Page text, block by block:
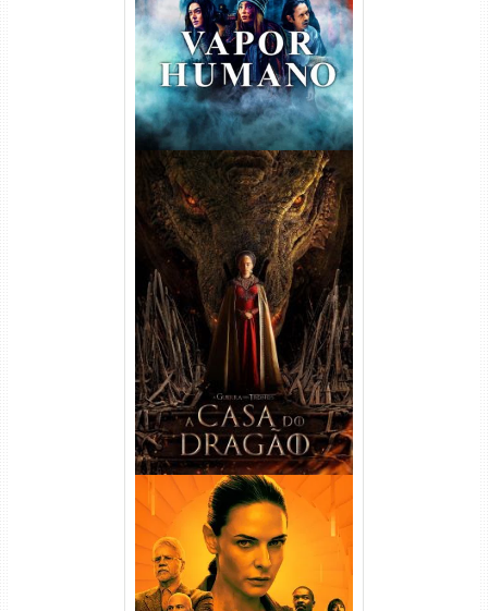
Dual Áudio
A Casa do Dragão 1ª
Temporada Torrent (2022)
WEB-DL 720p/1080p Dual
Áudio